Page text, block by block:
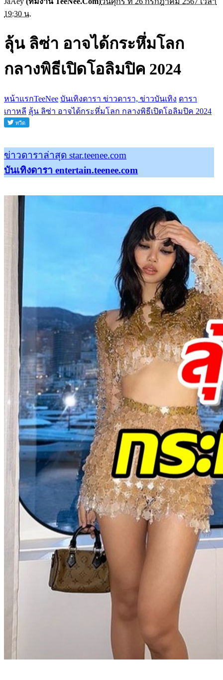
19:30 น.
ลุ้น ลิซ่า อาจได้กระหึ่มโลก
กลางพิธีเปิดโอลิมปิค 2024
หน้าแรกTeeNee บันเทิงดารา ข่าวดารา, ข่าวบันเทิง ดารา
เกาหลี ลุ้น ลิซ่า อาจได้กระหึ่มโลก กลางพิธีเปิดโอลิมปิค 2024
ข่าวดาราล่าสุด star.teenee.com
บันเทิงดารา entertain.teenee.com